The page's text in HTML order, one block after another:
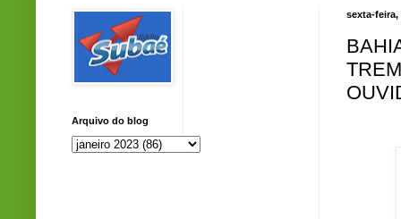
sexta-feira,
Arquivo do blog